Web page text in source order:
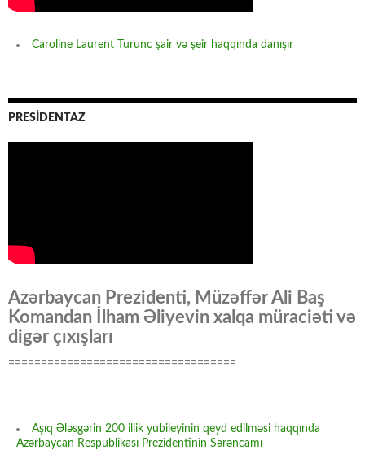
Caroline Laurent Turunc şair və şeir haqqında danışır
PRESİDENTAZ
Azərbaycan Prezidenti, Müzəffər Ali Baş
Komandan İlham Əliyevin xalqa müraciəti və
digər çıxışları
===================================
Aşıq Ələsgərin 200 illik yubileyinin qeyd edilməsi haqqında
Azərbaycan Respublikası Prezidentinin Sərəncamı